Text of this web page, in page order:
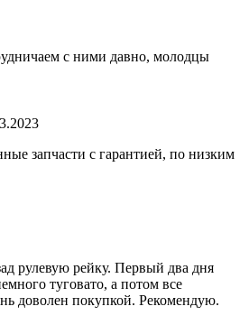
с ними давно, молодцы
запчасти с гарантией, по низким
рулевую рейку. Первый два дня
туговато, а потом все
доволен покупкой. Рекомендую.